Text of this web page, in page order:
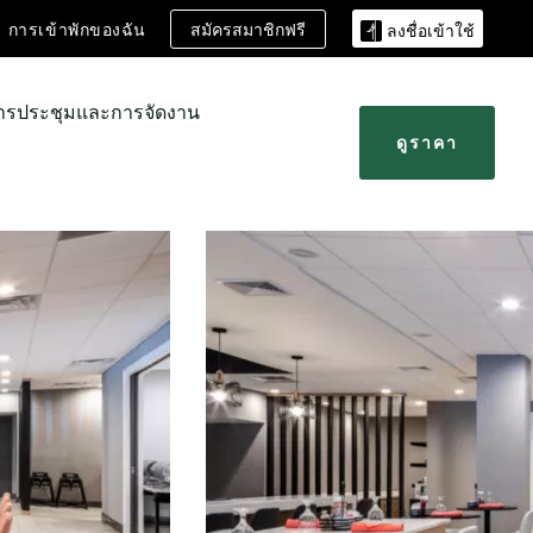
การเข้าพักของฉัน สมัครสมาชิกฟรี ลงชื่อเข้าใช้
รประชุมและการจัดงาน
ดูราคา